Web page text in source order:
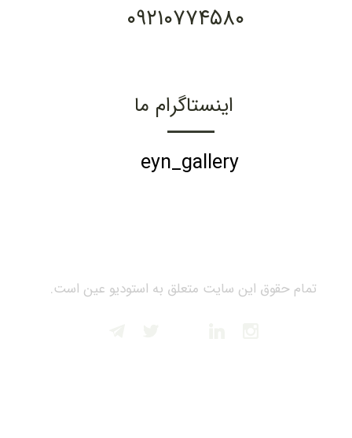
تمام حقوق این سایت متعلق به استودیو عین است.
۰۹۲۱۰۷۷۴۵۸۰
اینستاگرام ما
eyn_gallery